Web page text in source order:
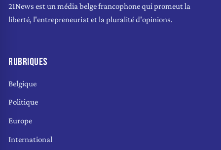
21News est un média belge francophone qui promeut la
liberté, l'entrepreneuriat et la pluralité d'opinions.
RUBRIQUES
Belgique
Politique
Europe
International